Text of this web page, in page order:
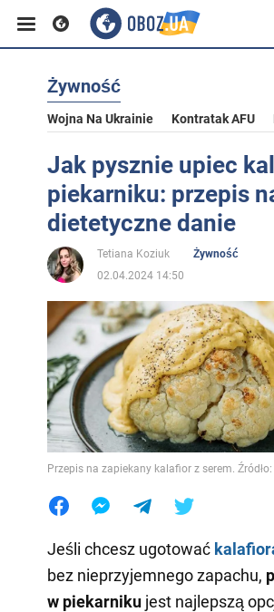
Żywność
Wojna Na Ukrainie Kontratak AFU
Jak pysznie upiec
piekarniku: przepis
dietetyczne danie
Tetiana Koziuk
Żywność
02.04.2024 14:50
Przepis na zapiekany kalafior z serem.
Jeśli chcesz ugotować
bez nieprzyjemnego zapachu,
w piekarnikujest najlepszą